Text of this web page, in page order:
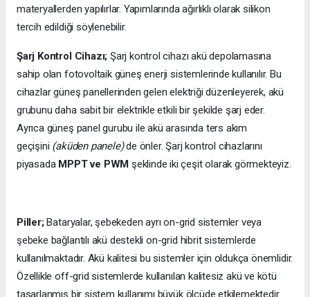
materyallerden yapılırlar. Yapımlarında ağırlıklı olarak silikon
tercih edildiği söylenebilir.
Şarj Kontrol Cihazı; Şarj kontrol cihazı akü depolamasına
sahip olan fotovoltaik güneş enerji sistemlerinde kullanılır. Bu
cihazlar güneş panellerinden gelen elektriği düzenleyerek, akü
grubunu daha sabit bir elektrikle etkili bir şekilde şarj eder.
Ayrıca güneş panel gurubu ile akü arasında ters akım
geçişini (aküden panele)de önler. Şarj kontrol cihazlarını
piyasada MPPT ve PWM şeklinde iki çeşit olarak görmekteyiz.
Piller;Bataryalar, şebekeden ayrı on-grid sistemler veya
şebeke bağlantılı akü destekli on-grid hibrit sistemlerde
kullanılmaktadır. Akü kalitesi bu sistemler için oldukça önemlidir.
Özellikle off-grid sistemlerde kullanılan kalitesiz akü ve kötü
tasarlanmış bir sistem kullanımı büyük ölçüde etkilemektedir.